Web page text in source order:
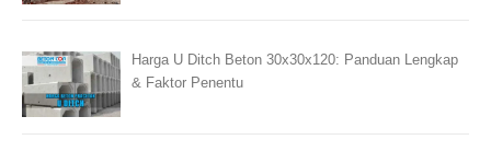
Harga U Ditch Beton 30x30x120: Panduan Lengkap
& Faktor Penentu